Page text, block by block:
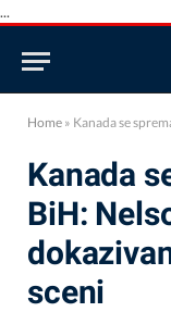
...
Home » Kanada se sprema
Kanada
BiH:
sceni